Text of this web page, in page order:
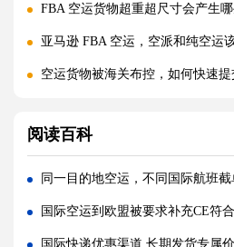
FBA 空运货物超重超尺寸会产生
亚马逊 FBA 空运，空派和纯空运
空运货物被海关布控，如何快速
国际空运低申报被海关查到，罚
国际空运的运单有什么作用，包
国内哪些港口是国际空运主流始
什么是泡货、重货，国际空运分
阅读百科
同一目的地空运，不同国际航班
国际空运到欧盟被要求补充CE符
国际快递优惠渠道 长期发货专属